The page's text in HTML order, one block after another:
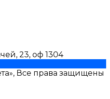
23, оф 1304
Все права защищены